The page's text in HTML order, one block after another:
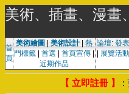
美術、插畫、漫畫
首
頁
美術繪圖 美術設計| 熱
門標籤
首選 首頁宣傳
近期作品
論壇: 發表
展覽活動
【 立即註冊 】 :